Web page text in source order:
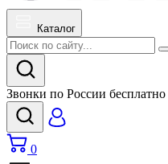
Каталог
Звонки по России бесплатно
0